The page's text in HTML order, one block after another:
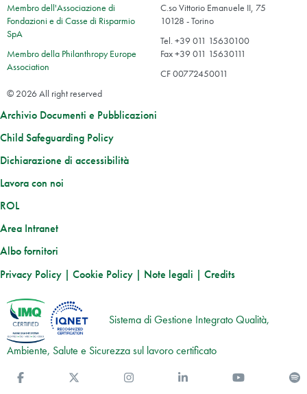
Membro dell'Associazione di
Fondazioni e di Casse di Risparmio
SpA
Membro della Philanthropy Europe
Association
C.so Vittorio Emanuele II, 75
10128 - Torino
Tel. +39 011 15630100
Fax +39 011 15630111
CF 00772450011
© 2026 All right reserved
Archivio Documenti e Pubblicazioni
Child Safeguarding Policy
Dichiarazione di accessibilità
Lavora con noi
ROL
Area Intranet
Albo fornitori
Privacy Policy | Cookie Policy | Note legali | Credits
Sistema di Gestione Integrato Qualità,
Ambiente, Salute e Sicurezza sul lavoro certificato
You Tube